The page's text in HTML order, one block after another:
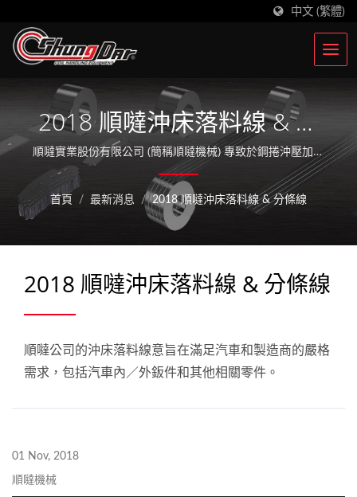
中文 (繁體)
2018 順噠沖床落料線 & 分
條線
順噠實業股份有限公司 (簡稱順噠機械) 專致於鋼捲沖壓加工
設備超過36年，深根於臺灣，並在中國昆山設立中國順噠公
司，積極拓展業務觸角，實績設備已遍布全球逾30個國家。
以工業4.0為基礎，持續創新技術，研發高科技整廠自動化
生產設備。
首頁 / 最新消息 / 2018 順噠沖床落料線 & 分條線
2018 順噠沖床落料線 & 分條線
順噠公司的沖床落料線意旨在滿足汽車和製造商的嚴格
需求，包括汽車內／外鈑件和其他相關零件。
01 Nov, 2018
順噠機械